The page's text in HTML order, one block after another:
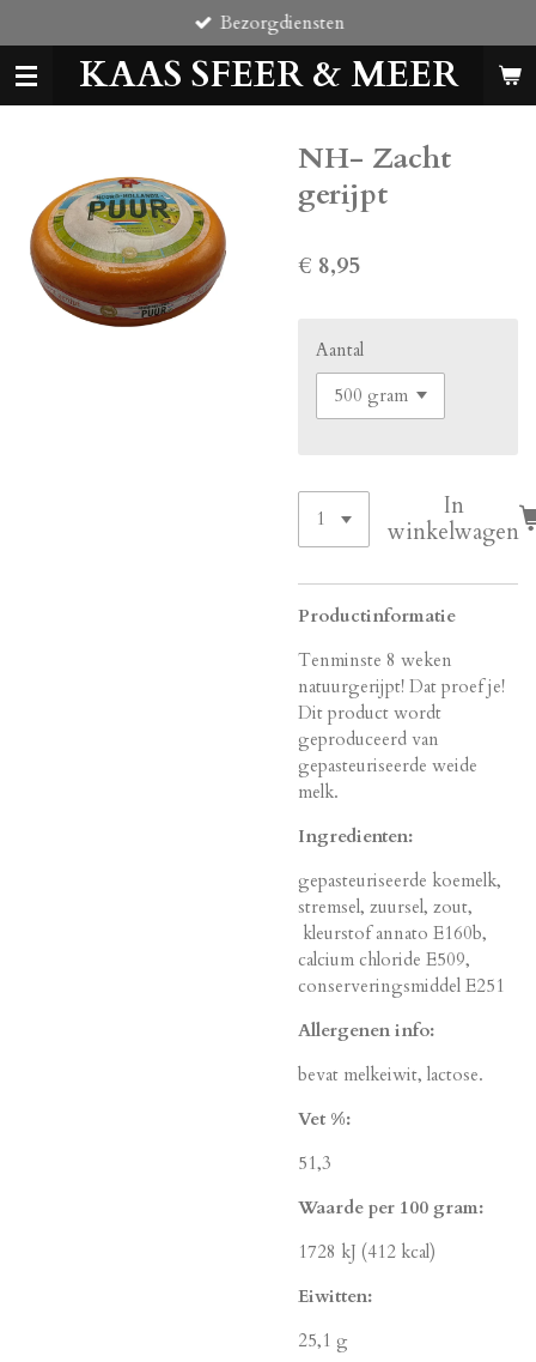
direct
naar
de
KAAS SFEER & MEER
Bezorgdiensten
NH- Zacht
gerijpt
€ 8,95
Aantal
In
winkelwagen
Productinformatie
Tenminste 8 weken
natuurgerijpt! Dat proef je!
Dit product wordt
geproduceerd van
gepasteuriseerde weide
melk.
Ingredienten:
gepasteuriseerde koemelk,
stremsel, zuursel, zout,
kleurstof annato E160b,
calcium chloride E509,
conserveringsmiddel E251
Allergenen info:
bevat melkeiwit, lactose.
Vet %:
51,3
Waarde per 100 gram:
1728 kJ (412 kcal)
Eiwitten:
25,1 g